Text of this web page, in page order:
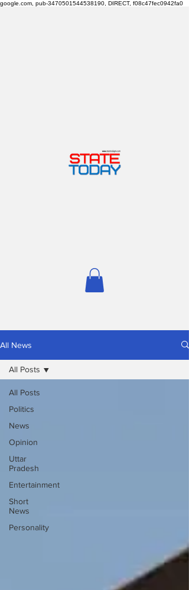
google.com, pub-3470501544538190, DIRECT, f08c47fec0942fa0
All News
All Posts
Politics
News
Opinion
Uttar
Pradesh
Entertainment
Short
News
Personality
All Posts